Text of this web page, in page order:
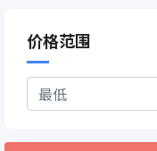
价格范围